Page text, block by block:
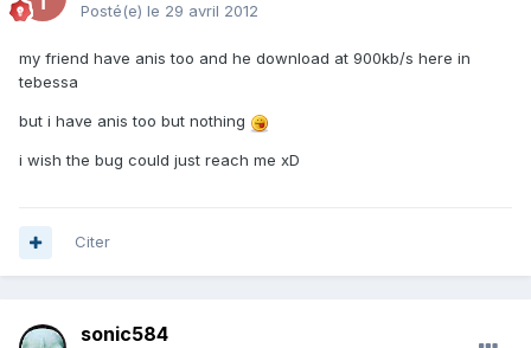
Posté(e) le 29 avril 2012
my friend have anis too and he download at 900kb/s here in
tebessa
but i have anis too but nothing
i wish the bug could just reach me xD
Citer
sonic584